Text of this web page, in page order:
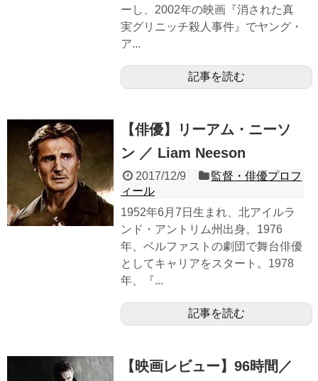
ーし、2002年の映画『消された真
実グリニッチ殺人事件』でヤング・
ア...
記事を読む
【俳優】リーアム・ニーソ
ン ／ Liam Neeson
2017/12/9
監督・俳優プロフ
ィール
1952年6月7日生まれ、北アイルラ
ンド・アントリム州出身。1976
年、ベルファストの劇団で舞台俳優
としてキャリアをスタート。1978
年、『...
記事を読む
【映画レビュー】96時間／